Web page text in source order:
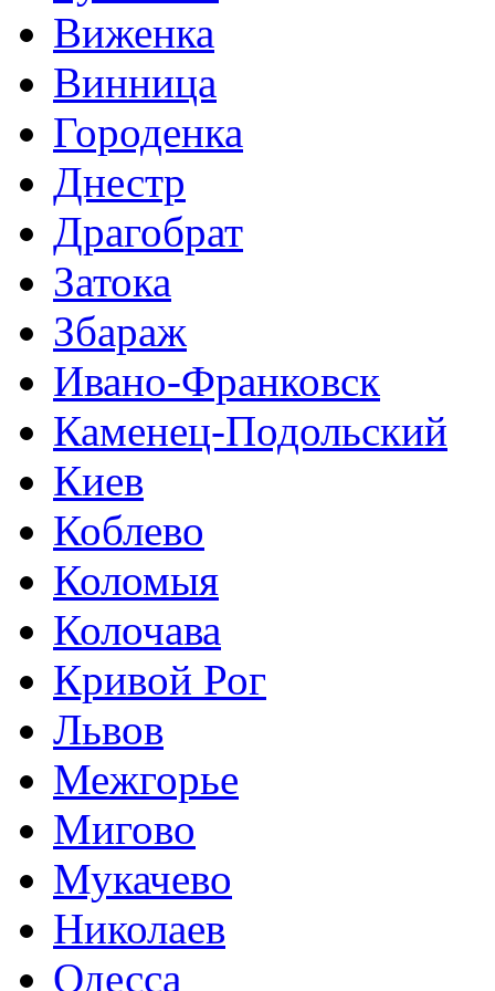
Виженка
Винница
Городенка
Днестр
Драгобрат
Затока
Збараж
Ивано-Франковск
Каменец-Подольский
Киев
Коблево
Коломыя
Колочава
Кривой Рог
Львов
Межгорье
Мигово
Мукачево
Николаев
Одесса